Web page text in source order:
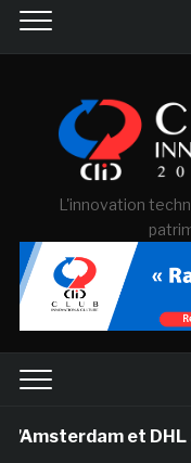
L'innovation
et DHL